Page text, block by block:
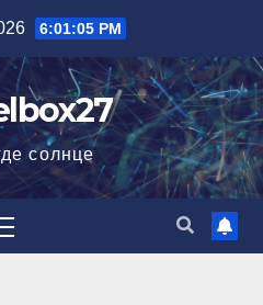
6:01:06 PM
солнце